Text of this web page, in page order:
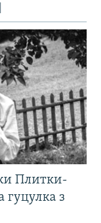
Плитки-
гуцулка з